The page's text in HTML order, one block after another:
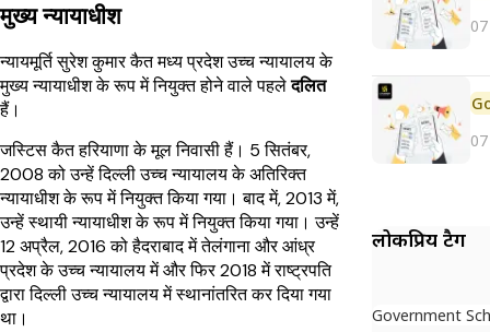
मुख्य न्यायाधीश
न्यायमूर्ति सुरेश कुमार कैत मध्य प्रदेश उच्च न्यायालय के
मुख्य न्यायाधीश के रूप में नियुक्त होने वाले पहलेदलित
हैं।
जस्टिस कैत हरियाणा के मूल निवासी हैं। 5 सितंबर,
2008 को उन्हें दिल्ली उच्च न्यायालय के अतिरिक्त
न्यायाधीश के रूप में नियुक्त किया गया। बाद में, 2013 में,
उन्हें स्थायी न्यायाधीश के रूप में नियुक्त किया गया। उन्हें
12 अप्रैल, 2016 को हैदराबाद में तेलंगाना और आंध्र
प्रदेश के उच्च न्यायालय में और फिर 2018 में राष्ट्रपति
द्वारा दिल्ली उच्च न्यायालय में स्थानांतरित कर दिया गया
था।
लोकप्रिय टैग
Government